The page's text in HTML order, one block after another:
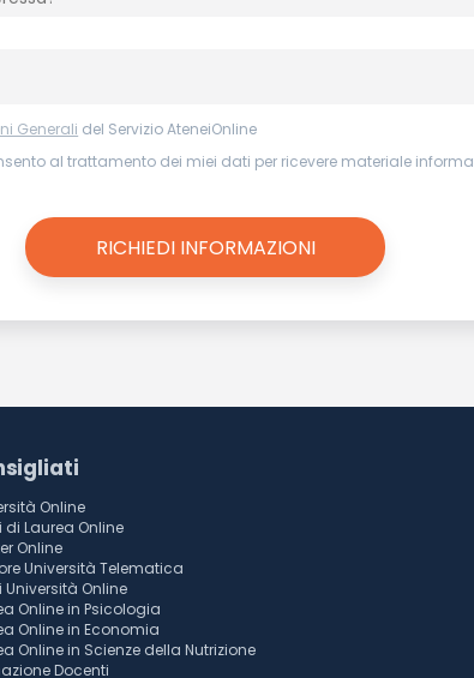
Generali del Servizio AteneiOnline
al trattamento dei miei dati per ricevere materiale
Online
di Laurea Online
Online
Università Telematica
Università Online
Online in Psicologia
Online in Economia
Online in Scienze della Nutrizione
Docenti